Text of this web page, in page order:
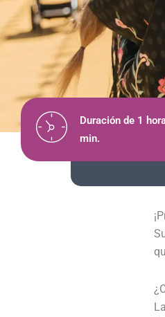
Duración de 1
min.